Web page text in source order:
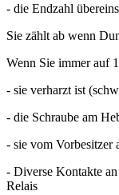
- die Endzahl
Sie zählt ab wenn
Wenn Sie immer auf
- sie verharzt ist
- die Schraube am
- sie vom Vorbesitzer
- Diverse Kontakte
Relais